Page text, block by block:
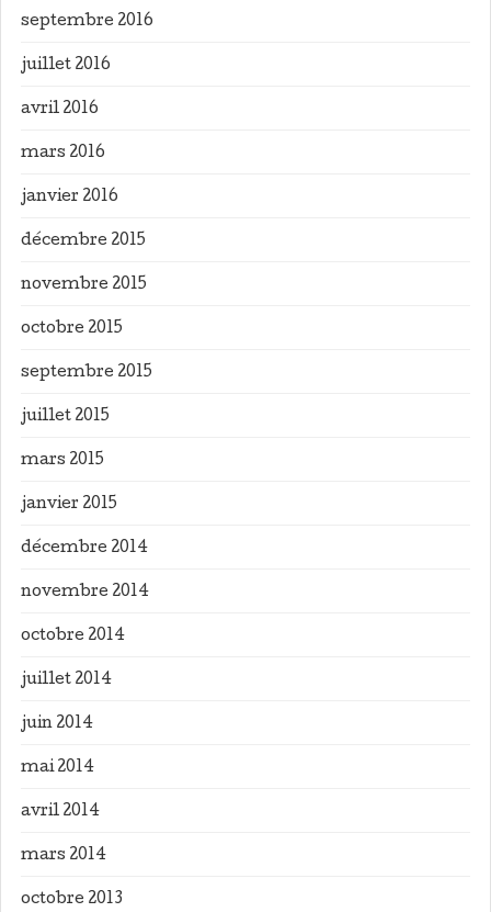
septembre 2016
juillet 2016
avril 2016
mars 2016
janvier 2016
décembre 2015
novembre 2015
octobre 2015
septembre 2015
juillet 2015
mars 2015
janvier 2015
décembre 2014
novembre 2014
octobre 2014
juillet 2014
juin 2014
mai 2014
avril 2014
mars 2014
octobre 2013